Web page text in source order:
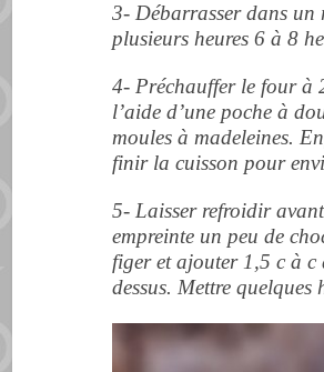
3- Débarrasser dans
plusieurs heures 6 à 8
4- Préchauffer le four à
l’aide d’une poche à
moules à madeleines.
finir la cuisson pour
5- Laisser refroidir
empreinte un peu de
figer et ajouter 1,5 c à c
dessus. Mettre